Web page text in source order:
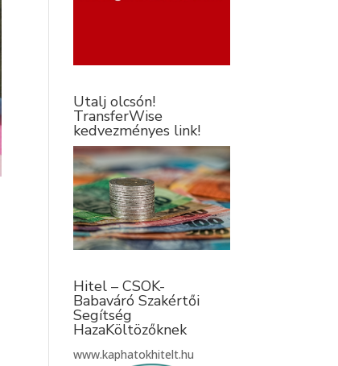
Utalj olcsón!
TransferWise
kedvezményes link!
Hitel – CSOK-
Babaváró Szakértői
Segítség
HazaKöltözőknek
www.kaphatokhitelt.hu